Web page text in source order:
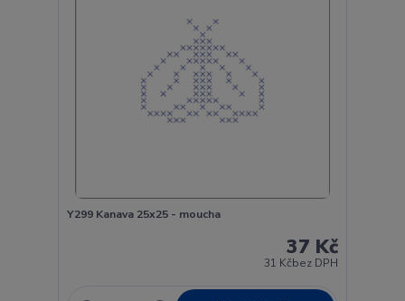
Y299 Kanava 25x25 - moucha
37 Kč
31 Kčbez DPH